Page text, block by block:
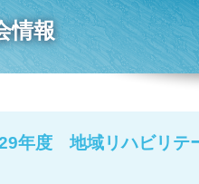
情報
年度 地域リハビリテ